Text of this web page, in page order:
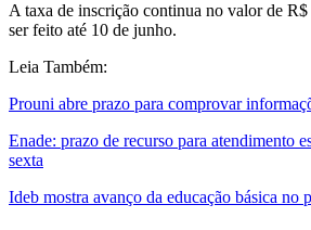
A taxa de inscrição continua no valor de
ser feito até 10 de junho.
Leia Também:
Prouni abre prazo para comprovar
Enade: prazo de recurso para atendimento
sexta
Ideb mostra avanço da educação básica no